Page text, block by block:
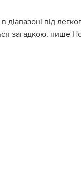
діапазоні від
загадкою, пише